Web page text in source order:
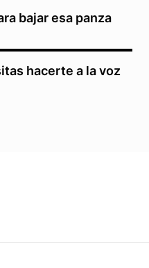
bajar esa panza
hacerte a la voz